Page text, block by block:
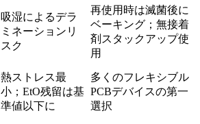
吸湿によるデラ
ミネーションリ
スク
再使用時は滅菌後に
ベーキング；無接着
剤スタックアップ使
用
熱ストレス最
小；EtO残留は基
準値以下に
多くのフレキシブル
PCBデバイスの第一
選択